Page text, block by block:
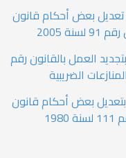
القانون الصادر برقم 151 لسنة 2026 تعديل بعض أحكام قانون
2005
القانون الصادر برقم 152 لسنة 2026 بتجديد العمل بالقانون رقم
القانون الصادر برقم 153 لسنة 2026 بتعديل بعض أحكام قانون